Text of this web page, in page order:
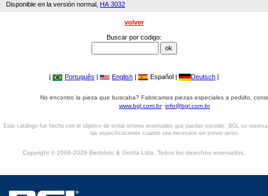
Disponible en la versión normal, HA 3032
volver
Buscar por codigo:
| Português | English | Español | Deutsch |
No encontro la pieza que buscaba? Fabricamos piezas especiales a pedido,
www.bgl.com.br info@bgl.com.br
Este catálogo fue hecho con el objetivo de evitar errores eventuales que puedan suceder. BGL se
las especificaciones cuando sea necesario sin previo aviso.
Copyright © 2006-2026 Bertoloto & Grotta Ltda. Todos los derechos reservados.